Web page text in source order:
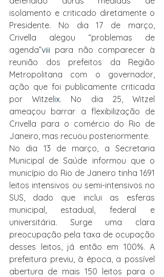
isolamento e criticado diretamente o
Presidente. No dia 17 de março,
Crivella alegou “problemas de
agenda”viii para não comparecer à
reunião dos prefeitos da Região
Metropolitana com o governador,
ação que foi publicamente criticada
por Witzelix. No dia 25, Witzel
ameaçou barrar a flexibilização de
Crivella para o comércio do Rio de
Janeiro, mas recuou posteriormente.
No dia 13 de março, a Secretaria
Municipal de Saúde informou que o
município do Rio de Janeiro tinha 1691
leitos intensivos ou semi-intensivos no
SUS, dado que inclui as esferas
municipal, estadual, federal e
universitária. Surge uma clara
preocupação pela taxa de ocupação
desses leitos, já então em 100%. A
prefeitura previu, à época, a possível
abertura de mais 150 leitos para o